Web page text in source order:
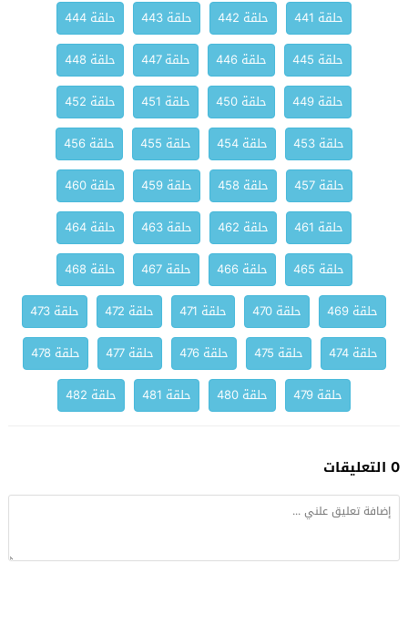
حلقة 441 حلقة 442 حلقة 443
حلقة 444
حلقة 445
حلقة 446 حلقة 447
حلقة 448
حلقة 449
حلقة 450 حلقة 451
حلقة 452
حلقة 453
حلقة 454 حلقة 455
حلقة 456
حلقة 457
حلقة 458 حلقة 459
حلقة 460
حلقة 461
حلقة 462 حلقة 463
حلقة 464
حلقة 465
حلقة 466 حلقة 467
حلقة 468
حلقة 469
حلقة 470 حلقة 471 حلقة 472
حلقة 473
حلقة 474
حلقة 475 حلقة 476 حلقة 477
حلقة 478
حلقة 479
حلقة 480 حلقة 481 حلقة 482
0 التعليقات